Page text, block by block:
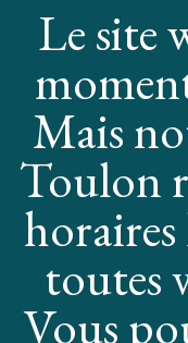
Le site
Mais
Toulon
toutes
Vous